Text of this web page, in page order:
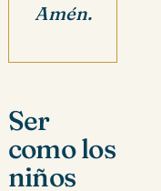
Amén.
Ser
como los
niños